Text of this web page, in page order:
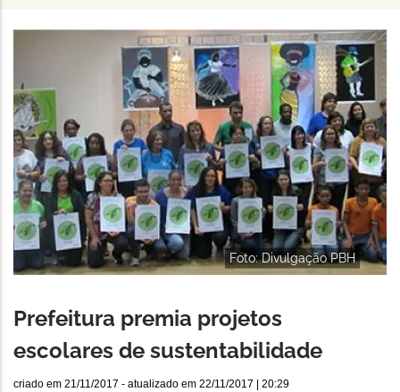
Foto: Divulgação PBH
Prefeitura premia projetos
escolares de sustentabilidade
criado em 21/11/2017 - atualizado em 22/11/2017 | 20:29